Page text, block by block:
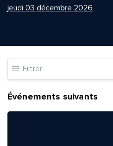
jeudi 03 décembre 2026
Filtrer
Événements suivants